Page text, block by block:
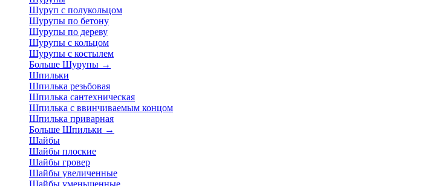
Шуруп с полукольцом
Шурупы по бетону
Шурупы по дереву
Шурупы с кольцом
Шурупы с костылем
Больше Шурупы →
Шпильки
Шпилька резьбовая
Шпилька сантехническая
Шпилька с ввинчиваемым концом
Шпилька приварная
Больше Шпильки →
Шайбы
Шайбы плоские
Шайбы гровер
Шайбы увеличенные
Шайбы уменьшенные